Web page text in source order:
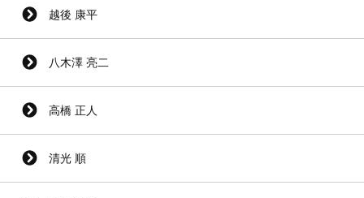
越後 康平
八木澤 亮二
高橋 正人
清光 順